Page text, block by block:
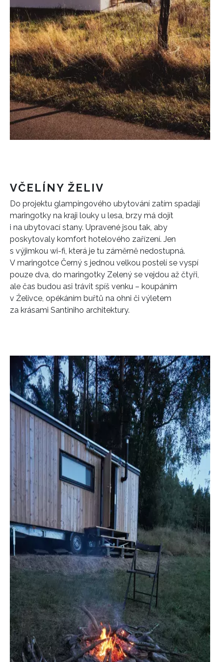
VČELÍNY ŽELIV
Do projektu glampingového ubytování zatím spadají
maringotky na kraji louky u lesa, brzy má dojít
i na ubytovací stany. Upravené jsou tak, aby
poskytovaly komfort hotelového zařízení. Jen
s výjimkou wi-fi, která je tu záměrně nedostupná.
V maringotce Černý s jednou velkou postelí se vyspí
pouze dva, do maringotky Zelený se vejdou až čtyři,
ale čas budou asi trávit spíš venku – koupáním
v Želivce, opékáním buřtů na ohni či výletem
za krásami Santiniho architektury.